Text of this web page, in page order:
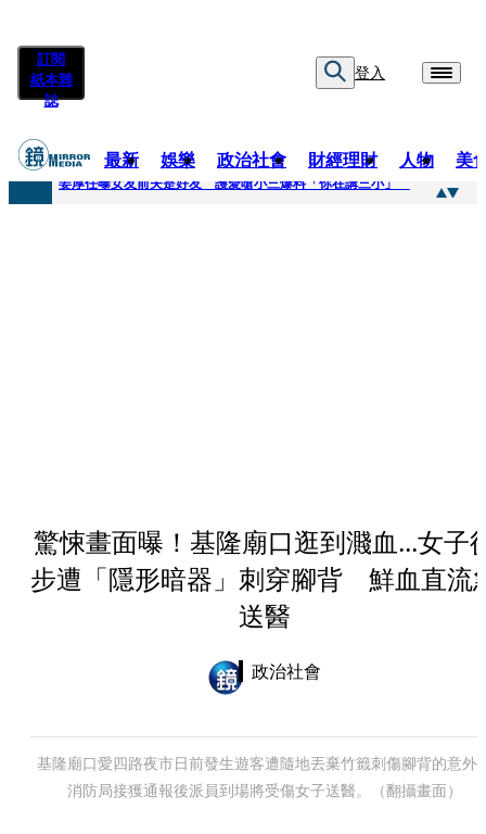
訂閱
紙本雜
誌
登入
最新 娛樂 政治社會 財經理財 人物 美
快訊
姜厚任曝女友前夫是好友 護愛嗆小三爆料「你在講三小」
驚悚畫面曝！基隆廟口逛到濺血...女子
步遭「隱形暗器」刺穿腳背 鮮血直流
送醫
政治社會
基隆廟口愛四路夜市日前發生遊客遭隨地丟棄竹籤刺傷腳背的意外
消防局接獲通報後派員到場將受傷女子送醫。（翻攝畫面）